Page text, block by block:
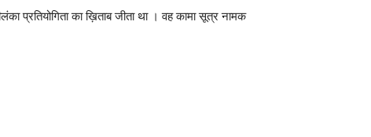
का ख़िताब जीता था । वह कामा सूत्र नामक